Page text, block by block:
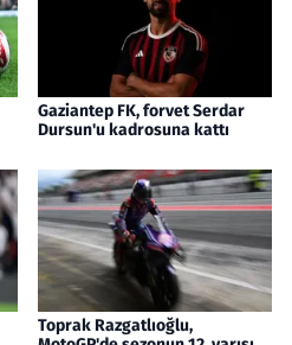
Gaziantep FK, forvet Serdar
Dursun'u kadrosuna kattı
Toprak Razgatlıoğlu,